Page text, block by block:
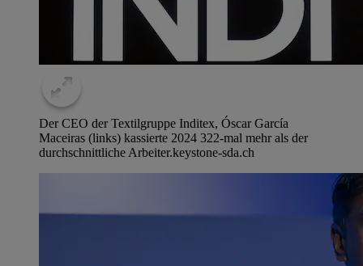
Der CEO der Textilgruppe Inditex, Óscar García
Maceiras (links) kassierte 2024 322-mal mehr als der
durchschnittliche Arbeiter.keystone-sda.ch